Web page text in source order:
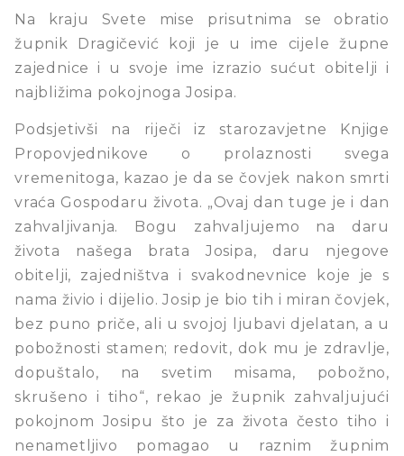
Na kraju Svete mise prisutnima se obratio
župnik Dragičević koji je u ime cijele župne
zajednice i u svoje ime izrazio sućut obitelji i
najbližima pokojnoga Josipa.
Podsjetivši na riječi iz starozavjetne Knjige
Propovjednikove o prolaznosti svega
vremenitoga, kazao je da se čovjek nakon smrti
vraća Gospodaru života. „Ovaj dan tuge je i dan
zahvaljivanja. Bogu zahvaljujemo na daru
života našega brata Josipa, daru njegove
obitelji, zajedništva i svakodnevnice koje je s
nama živio i dijelio. Josip je bio tih i miran čovjek,
bez puno priče, ali u svojoj ljubavi djelatan, a u
pobožnosti stamen; redovit, dok mu je zdravlje,
dopuštalo, na svetim misama, pobožno,
skrušeno i tiho“, rekao je župnik zahvaljujući
pokojnom Josipu što je za života često tiho i
nenametljivo pomagao u raznim župnim